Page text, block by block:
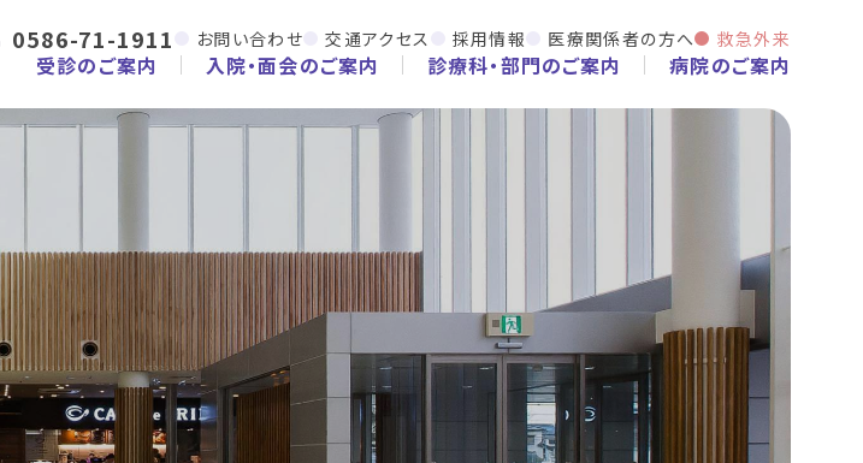
0586-71-1911 お問い合わせ 交通アクセス 採用情報 医療関係者の方へ 救急外来
受診のご案内 入院・面会のご案内 診療科・部門のご案内 病院のご案内